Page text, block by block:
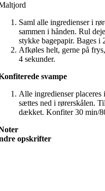
Saml alle ingredienser i
sammen i hånden. Rul
stykke bagepapir. Bages
Afkøles helt, gerne på
4 sekunder.
svampe
Alle ingredienser placeres
sættes ned i rørerskålen.
dækket. Konfiter 30 min/
opskrifter